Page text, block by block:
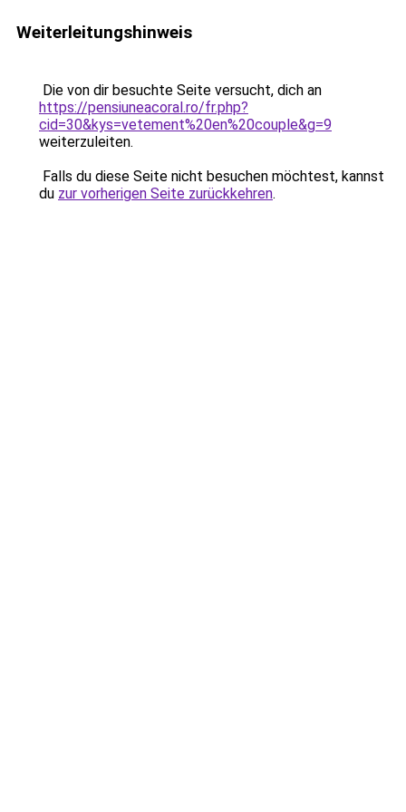
Weiterleitungshinweis
Die von dir besuchte Seite versucht, dich an
https://pensiuneacoral.ro/fr.php?
cid=30&kys=vetement%20en%20couple&g=9
weiterzuleiten.
Falls du diese Seite nicht besuchen möchtest, kannst
du zur vorherigen Seite zurückkehren.